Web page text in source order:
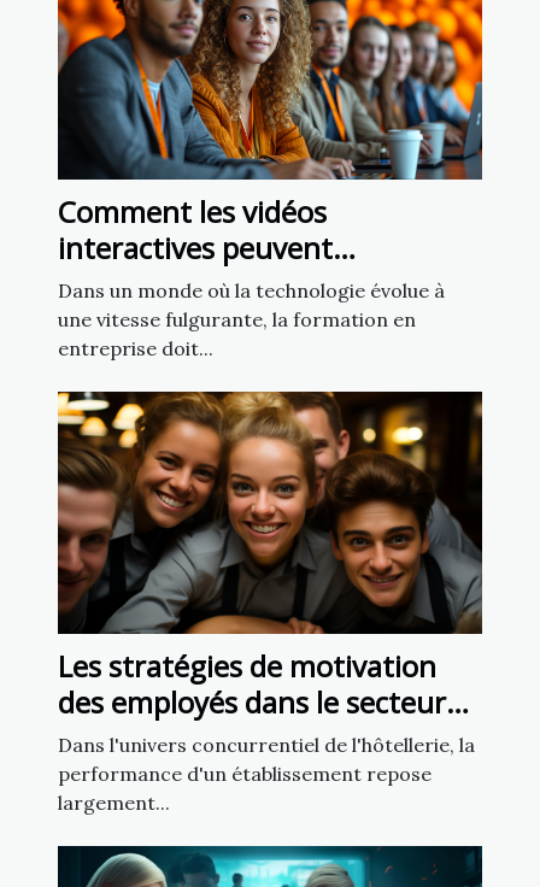
Comment les vidéos
interactives peuvent
transformer la formation en
entreprise
Dans un monde où la technologie évolue à
une vitesse fulgurante, la formation en
entreprise doit...
Les stratégies de motivation
des employés dans le secteur
de l'hôtellerie
Dans l'univers concurrentiel de l'hôtellerie, la
performance d'un établissement repose
largement...